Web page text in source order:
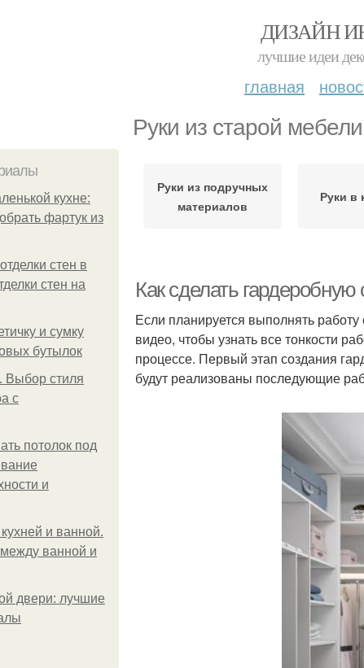
ДИЗАЙН
лучшие идеи
главная
Руки из старой мебели
кухне:
фартук из
стен в
стен на
и сумку
бутылок
Выбор стиля
с
потолок под
и
и ванной.
ванной и
двери: лучшие
Руки из подручных
материалов
Руки в
Как сделать
Если планируется выполнять
видео, чтобы узнать все тонкости
процессе. Первый этап создания
будут реализованы последующие